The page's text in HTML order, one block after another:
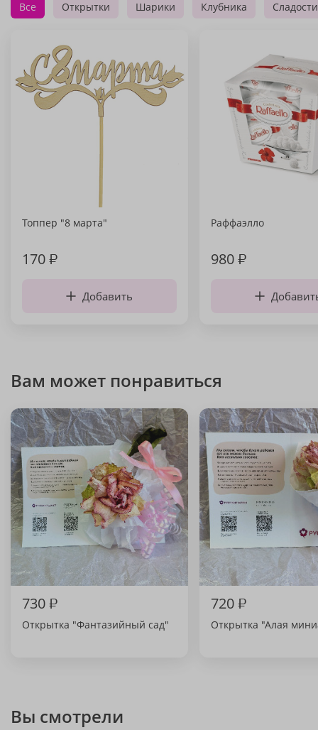
Все Открытки Шарики Клубника Сладости
Топпер "8 марта"
170₽
Добавить
Раффаэлло
980₽
Вам может понравиться
730₽
Открытка "Фантазийный сад"
720₽
Открытка "Алая
Вы смотрели